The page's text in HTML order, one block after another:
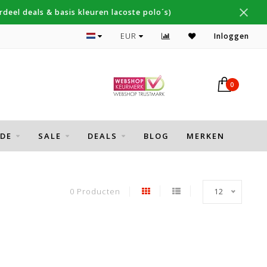
deals & basis kleuren lacoste polo´s)
Topmerken Gant, NZA, Fred Perry
EUR Inloggen
0
SALE DEALS BLOG MERKEN
0 Producten 12